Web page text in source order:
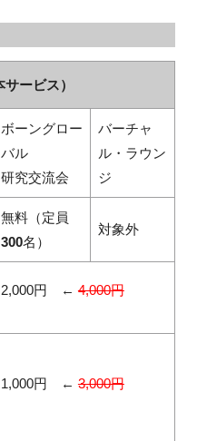
ービス）
ボーングロー
バル
研究交流会
バーチャ
ル・ラウン
ジ
無料（定員
300名）
対象外
2,000円 ←4,000円
1,000円 ←3,000円